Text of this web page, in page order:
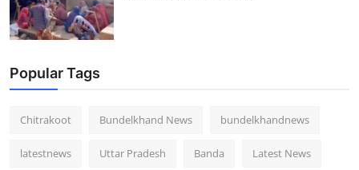
Popular Tags
Chitrakoot Bundelkhand News bundelkhandnews
latestnews Uttar Pradesh Banda Latest News